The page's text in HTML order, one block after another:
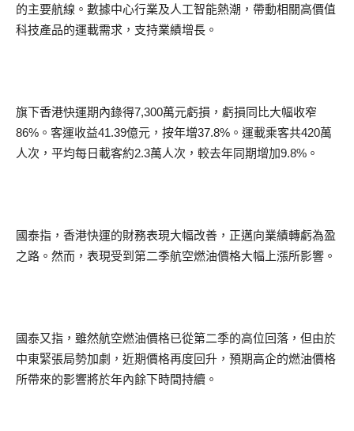
的主要航線。數據中心行業及人工智能熱潮，帶動相關高價值
科技產品的運載需求，支持業績增長。
旗下香港快運期內錄得7,300萬元虧損，虧損同比大幅收窄
86%。客運收益41.39億元，按年增37.8%。運載乘客共420萬
人次，平均每日載客約2.3萬人次，較去年同期增加9.8%。
國泰指，香港快運的財務表現大幅改善，正邁向業績轉虧為盈
之路。然而，表現受到第二季航空燃油價格大幅上漲所影響。
國泰又指，雖然航空燃油價格已從第二季的高位回落，但由於
中東緊張局勢加劇，近期價格再度回升，預期高企的燃油價格
所帶來的影響將於年內餘下時間持續。